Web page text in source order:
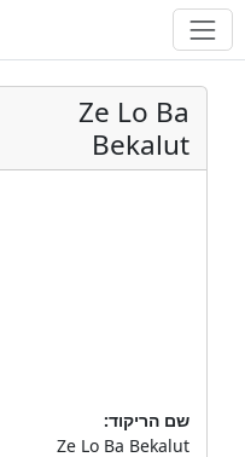
Ze Lo Ba
Bekalut
שם הריקוד:
Ze Lo Ba Bekalut